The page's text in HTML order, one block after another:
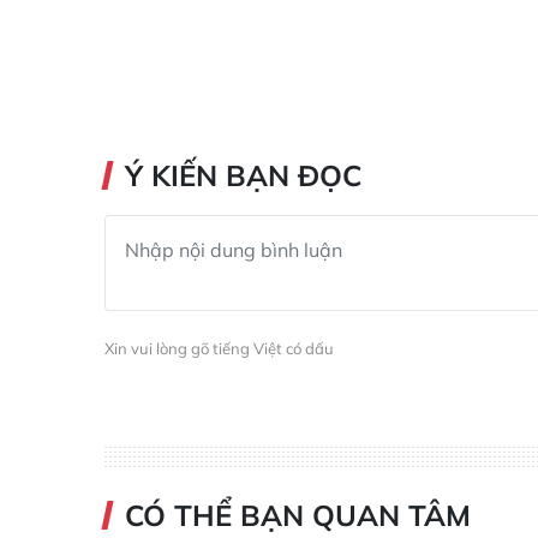
Ý KIẾN BẠN ĐỌC
Xin vui lòng gõ tiếng Việt có dấu
CÓ THỂ BẠN QUAN TÂM